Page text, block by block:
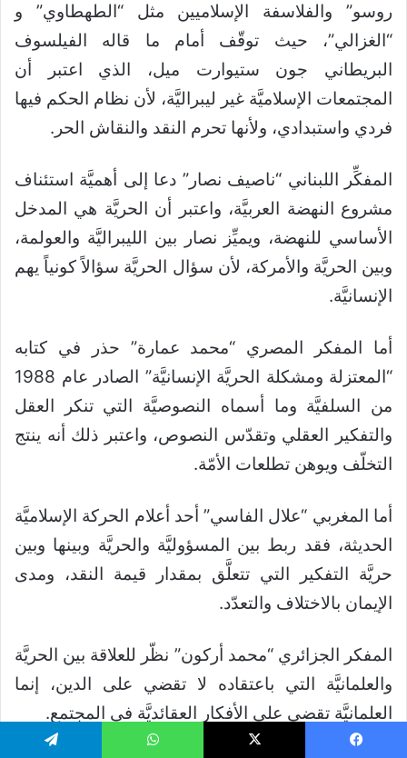
روسو” والفلاسفة الإسلاميين مثل “الطهطاوي” و
“الغزالي”، حيث توقّف أمام ما قاله الفيلسوف
البريطاني جون ستيوارت ميل، الذي اعتبر أن
المجتمعات الإسلاميَّة غير ليبراليَّة، لأن نظام الحكم فيها
فردي واستبدادي، ولأنها تحرم النقد والنقاش الحر.
المفكِّر اللبناني “ناصيف نصار” دعا إلى أهميَّة استئناف
مشروع النهضة العربيَّة، واعتبر أن الحريَّة هي المدخل
الأساسي للنهضة، ويميِّز نصار بين الليبراليَّة والعولمة،
وبين الحريَّة والأمركة، لأن سؤال الحريَّة سؤالاً كونياً يهم
الإنسانيَّة.
أما المفكر المصري “محمد عمارة” حذر في كتابه
“المعتزلة ومشكلة الحريَّة الإنسانيَّة” الصادر عام 1988
من السلفيَّة وما أسماه النصوصيَّة التي تنكر العقل
والتفكير العقلي وتقدّس النصوص، واعتبر ذلك أنه ينتج
التخلّف ويوهن تطلعات الأمّة.
أما المغربي “علال الفاسي” أحد أعلام الحركة الإسلاميَّة
الحديثة، فقد ربط بين المسؤوليَّة والحريَّة وبينها وبين
حريَّة التفكير التي تتعلَّق بمقدار قيمة النقد، ومدى
الإيمان بالاختلاف والتعدّد.
المفكر الجزائري “محمد أركون” نظّر للعلاقة بين الحريَّة
والعلمانيَّة التي باعتقاده لا تقضي على الدين، إنما
العلمانيَّة تقضي على الأفكار العقائديَّة في المجتمع.